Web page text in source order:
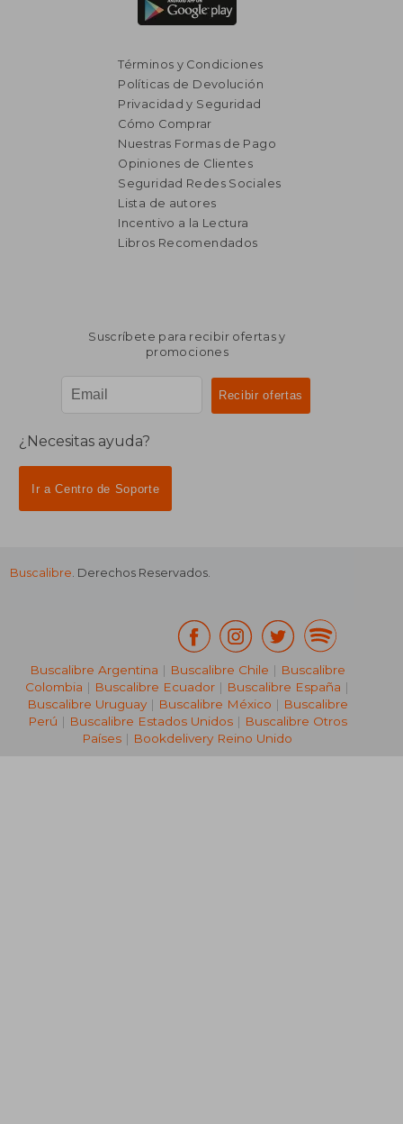
₡ 9.108
₡ 14.837
Términos y Condiciones
Políticas de Devolución
Privacidad y Seguridad
Cómo Comprar
Nuestras Formas de Pago
Opiniones de Clientes
Seguridad Redes Sociales
Lista de autores
Incentivo a la Lectura
Libros Recomendados
Suscríbete para recibir ofertas y
promociones
¿Necesitas ayuda?
Ir a Centro de Soporte
Buscalibre. Derechos Reservados.
Buscalibre Argentina | Buscalibre Chile | Buscalibre
Colombia | Buscalibre Ecuador | Buscalibre España |
Buscalibre Uruguay| Buscalibre México | Buscalibre
Perú | Buscalibre Estados Unidos| Buscalibre Otros
Países | Bookdelivery Reino Unido